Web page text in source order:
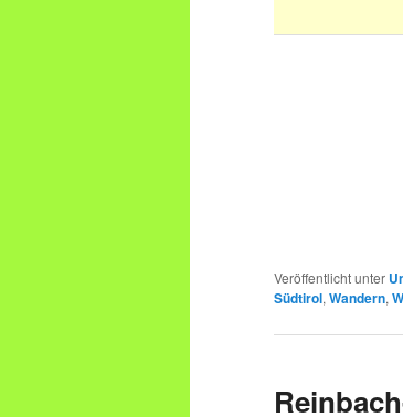
Veröffentlicht unter
Südtirol, Wandern,